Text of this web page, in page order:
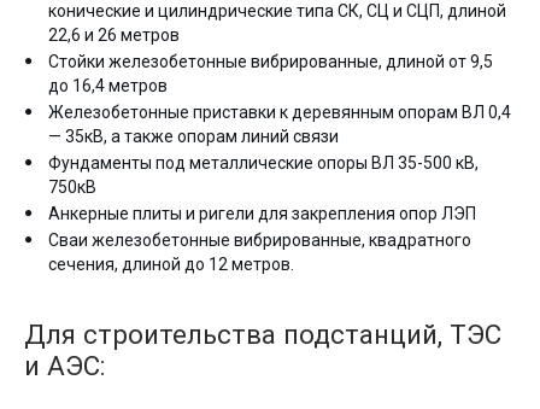
конические и цилиндрические типа СК, СЦ и СЦП, длиной
22,6 и 26 метров
Стойки железобетонные вибрированные, длиной от 9,5
до 16,4 метров
Железобетонные приставки к деревянным опорам ВЛ 0,4
— 35кВ, а также опорам линий связи
Фундаменты под металлические опоры ВЛ 35-500 кВ,
750кВ
Анкерные плиты и ригели для закрепления опор ЛЭП
Сваи железобетонные вибрированные, квадратного
сечения, длиной до 12 метров.
Для строительства подстанций, ТЭС
и АЭС: